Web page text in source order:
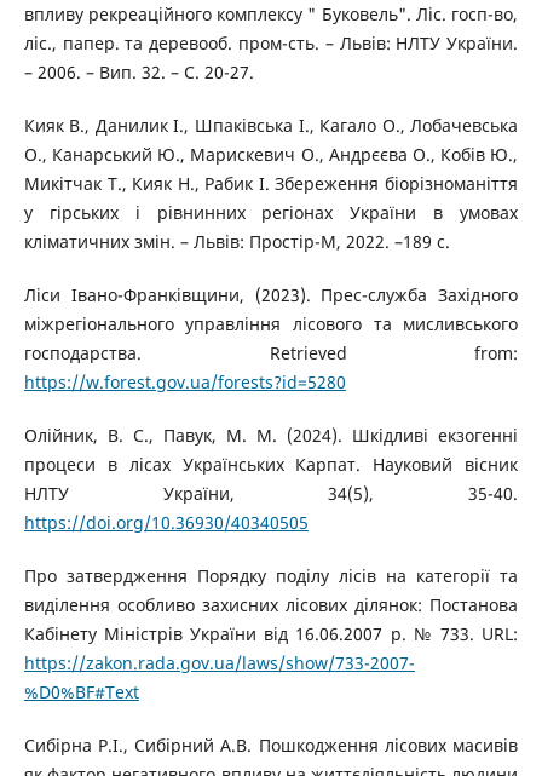
впливу рекреаційного комплексу " Буковель". Ліс. госп-во,
ліс., папер. та деревооб. пром-сть. – Львів: НЛТУ України.
– 2006. – Вип. 32. – С. 20-27.
Кияк В., Данилик І., Шпаківська І., Кагало О., Лобачевська
О., Канарський Ю., Марискевич О., Андрєєва О., Кобів Ю.,
Микітчак Т., Кияк Н., Рабик І. Збереження біорізноманіття
у гірських і рівнинних регіонах України в умовах
кліматичних змін. – Львів: Простір-М, 2022. –189 с.
Ліси Івано-Франківщини, (2023). Прес-служба Західного
міжрегіонального управління лісового та мисливського
господарства. Retrieved from:
https://w.forest.gov.ua/forests?id=5280
Олійник, В. С., Павук, М. М. (2024). Шкідливі екзогенні
процеси в лісах Українських Карпат. Науковий вісник
НЛТУ України, 34(5), 35-40.
https://doi.org/10.36930/40340505
Про затвердження Порядку поділу лісів на категорії та
виділення особливо захисних лісових ділянок: Постанова
Кабінету Міністрів України від 16.06.2007 р. № 733. URL:
https://zakon.rada.gov.ua/laws/show/733-2007-
%D0%BF#Text
Сибірна Р.І., Сибірний А.В. Пошкодження лісових масивів